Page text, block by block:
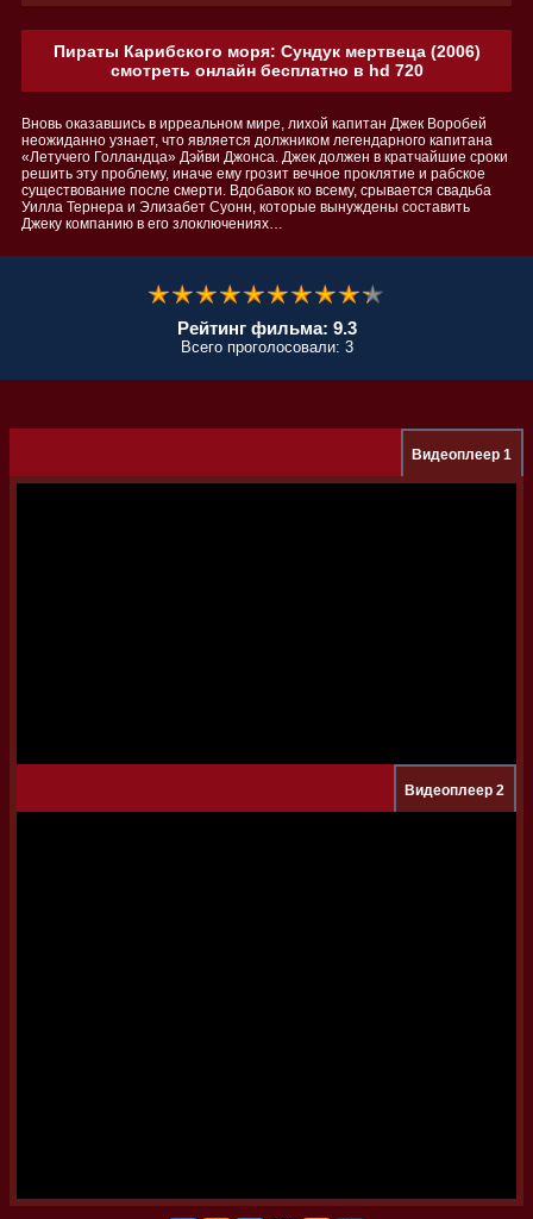
Пираты Карибского моря: Сундук мертвеца (2006)
смотреть онлайн бесплатно в hd 720
Вновь оказавшись в ирреальном мире, лихой капитан Джек Воробей
неожиданно узнает, что является должником легендарного капитана
«Летучего Голландца» Дэйви Джонса. Джек должен в кратчайшие сроки
решить эту проблему, иначе ему грозит вечное проклятие и рабское
существование после смерти. Вдобавок ко всему, срывается свадьба
Уилла Тернера и Элизабет Суонн, которые вынуждены составить
Джеку компанию в его злоключениях…
Рейтинг фильма: 9.3
Всего проголосовали: 3
Видеоплеер 1
Видеоплеер 2